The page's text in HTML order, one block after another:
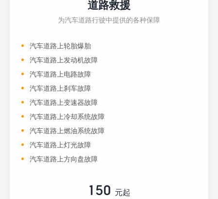
道路救援
为汽车道路行驶中提供的各种保障
汽车道路上轮胎爆胎
汽车道路上发动机故障
汽车道路上电路故障
汽车道路上刹车故障
汽车道路上变速器故障
汽车道路上冷却系统故障
汽车道路上燃油系统故障
汽车道路上灯光故障
汽车道路上方向盘故障
150 元起